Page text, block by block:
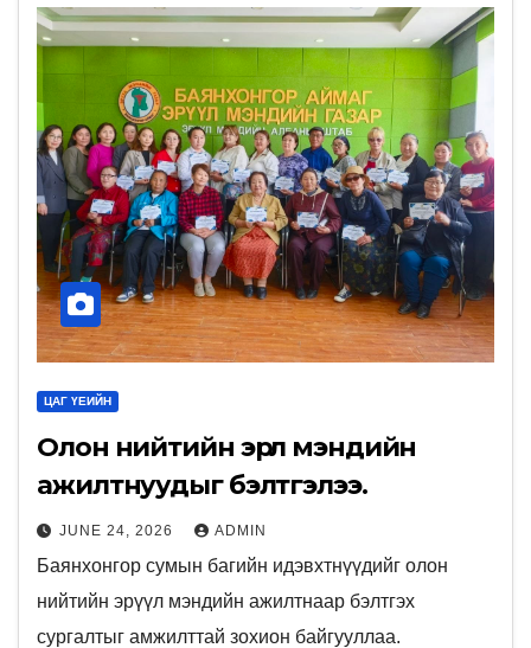
ЦАГ ҮЕИЙН
Олон нийтийн эрүүл мэндийн
ажилтнуудыг бэлтгэлээ.
JUNE 24, 2026 ADMIN
Баянхонгор сумын багийн идэвхтнүүдийг олон
нийтийн эрүүл мэндийн ажилтнаар бэлтгэх
сургалтыг амжилттай зохион байгууллаа.